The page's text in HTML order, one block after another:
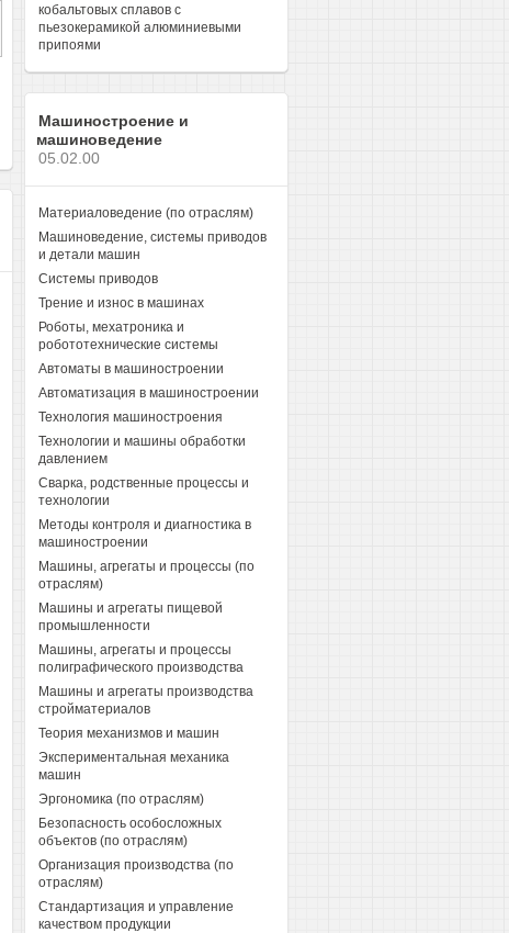
кобальтовых сплавов с
пьезокерамикой алюминиевыми
припоями
Машиностроение и
машиноведение
05.02.00
Материаловедение (по отраслям)
Машиноведение, системы приводов
и детали машин
Системы приводов
Трение и износ в машинах
Роботы, мехатроника и
робототехнические системы
Автоматы в машиностроении
Автоматизация в машиностроении
Технология машиностроения
Технологии и машины обработки
давлением
Сварка, родственные процессы и
технологии
Методы контроля и диагностика в
машиностроении
Машины, агрегаты и процессы (по
отраслям)
Машины и агрегаты пищевой
промышленности
Машины, агрегаты и процессы
полиграфического производства
Машины и агрегаты производства
стройматериалов
Теория механизмов и машин
Экспериментальная механика
машин
Эргономика (по отраслям)
Безопасность особосложных
объектов (по отраслям)
Организация производства (по
отраслям)
Стандартизация и управление
качеством продукции